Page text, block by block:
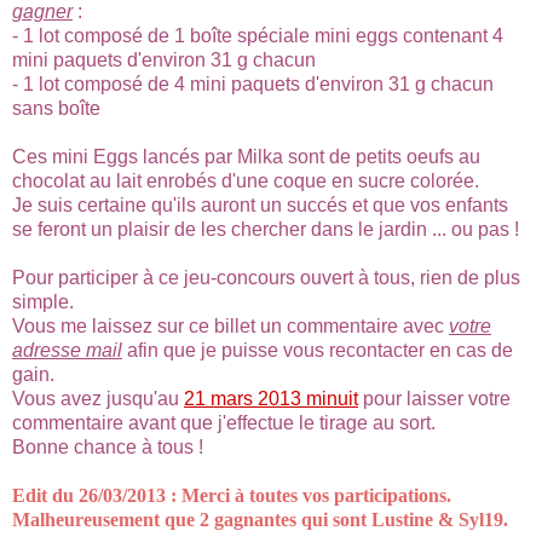
gagner:
- 1 lot composé de 1 boîte spéciale mini eggs contenant 4
mini paquets d'environ 31 g chacun
- 1 lot composé de 4 mini paquets d'environ 31 g chacun
sans boîte
Ces mini Eggs lancés par Milka sont de petits oeufs au
chocolat au lait enrobés d'une coque en sucre colorée.
Je suis certaine qu'ils auront un succés et que vos enfants
se feront un plaisir de les chercher dans le jardin ... ou pas !
Pour participer à ce jeu-concours ouvert à tous, rien de plus
simple.
Vous me laissez sur ce billet un commentaire avec votre
adresse mail afin que je puisse vous recontacter en cas de
gain.
Vous avez jusqu'au 21 mars 2013 minuitpour laisser votre
commentaire avant que j'effectue le tirage au sort.
Bonne chance à tous !
Edit du 26/03/2013 : Merci à toutes vos participations.
Malheureusement que 2 gagnantes qui sont Lustine & Syl19.